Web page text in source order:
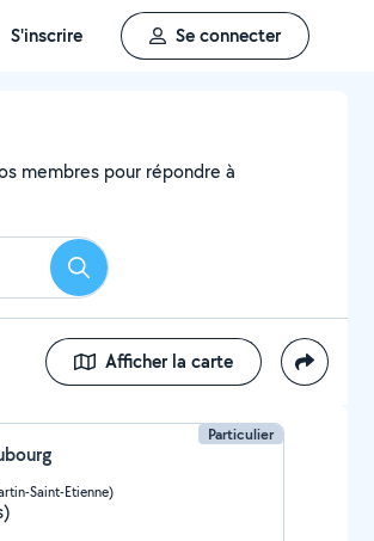
S'inscrire Se connecter
membres pour répondre à
Rechercher
Afficher la carte
Particulier
Saint-Etienne)